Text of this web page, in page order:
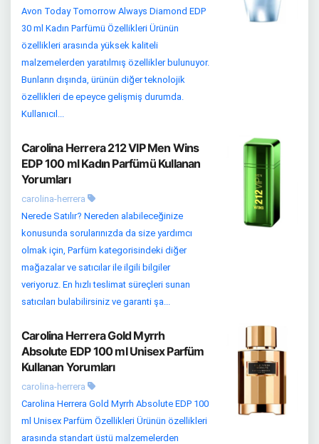
Avon Today Tomorrow Always Diamond EDP
30 ml Kadın Parfümü Özellikleri Ürünün
özellikleri arasında yüksek kaliteli
malzemelerden yaratılmış özellikler bulunuyor.
Bunların dışında, ürünün diğer teknolojik
özellikleri de epeyce gelişmiş durumda.
Kullanıcıl...
Carolina Herrera 212 VIP Men Wins
EDP 100 ml Kadın Parfümü Kullanan
Yorumları
carolina-herrera
Nerede Satılır? Nereden alabileceğinize
konusunda sorularınızda da size yardımcı
olmak için, Parfüm kategorisindeki diğer
mağazalar ve satıcılar ile ilgili bilgiler
veriyoruz. En hızlı teslimat süreçleri sunan
satıcıları bulabilirsiniz ve garanti şa...
Carolina Herrera Gold Myrrh
Absolute EDP 100 ml Unisex Parfüm
Kullanan Yorumları
carolina-herrera
Carolina Herrera Gold Myrrh Absolute EDP 100
ml Unisex Parfüm Özellikleri Ürünün özellikleri
arasında standart üstü malzemelerden